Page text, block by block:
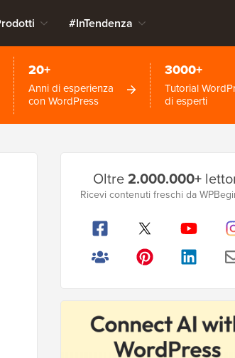
#InTendenza
20+
Anni di esperienza
con WordPress
3000+
Tutorial
di esperti
laterale
principale
Oltre2.000.000+
Ricevi contenuti freschi da